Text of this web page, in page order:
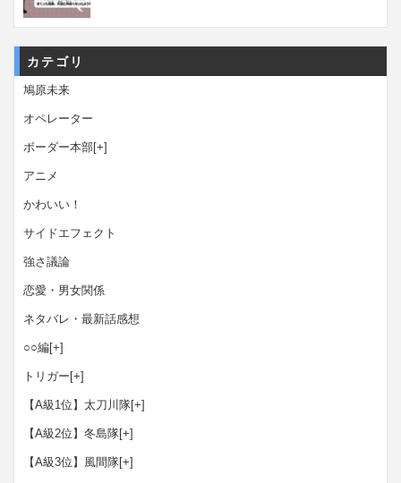
カテゴリ
鳩原未来
オペレーター
ボーダー本部[+]
アニメ
かわいい！
サイドエフェクト
強さ議論
恋愛・男女関係
ネタバレ・最新話感想
○○編[+]
トリガー [+]
【A級1位】太刀川隊[+]
【A級2位】冬島隊[+]
【A級3位】風間隊[+]